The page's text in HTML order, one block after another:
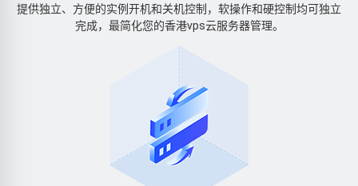
提供独立、方便的实例开机和关机控制，软操作和硬控制均可独立
完成，最简化您的香港vps云服务器管理。